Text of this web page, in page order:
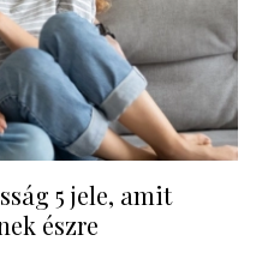
5 jele, amit
észre